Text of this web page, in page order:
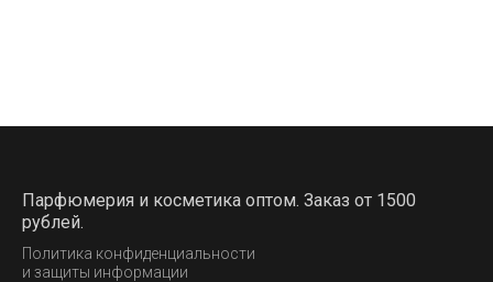
Парфюмерия и косметика оптом. Заказ от 1500
рублей.
Политика конфиденциальности
и защиты информации